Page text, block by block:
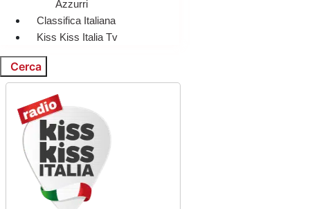
Azzurri
Classifica Italiana
Kiss Kiss Italia Tv
Cerca